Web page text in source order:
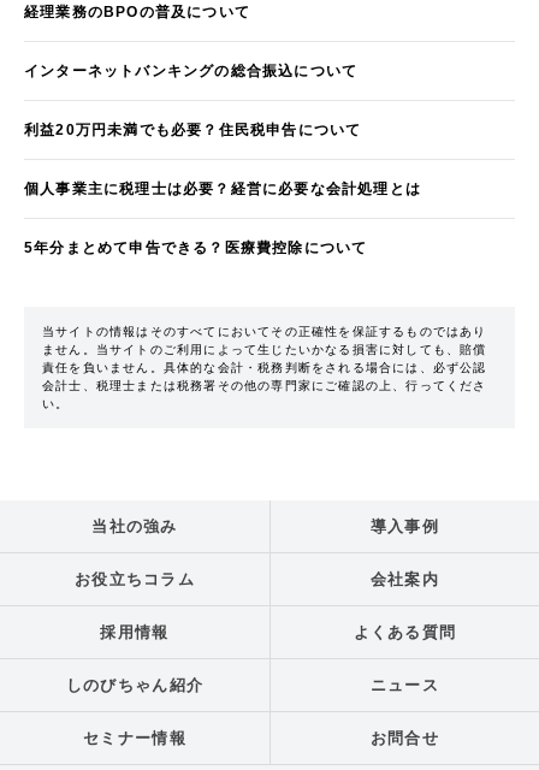
経理業務のBPOの普及について
インターネットバンキングの総合振込について
利益20万円未満でも必要？住民税申告について
個人事業主に税理士は必要？経営に必要な会計処理とは
5年分まとめて申告できる？医療費控除について
当サイトの情報はそのすべてにおいてその正確性を保証するものではあり
ません。当サイトのご利用によって生じたいかなる損害に対しても、賠償
責任を負いません。具体的な会計・税務判断をされる場合には、必ず公認
会計士、税理士または税務署その他の専門家にご確認の上、行ってくださ
い。
当社の強み 導入事例
お役立ちコラム 会社案内
採用情報 よくある質問
しのびちゃん紹介 ニュース
セミナー情報 お問合せ